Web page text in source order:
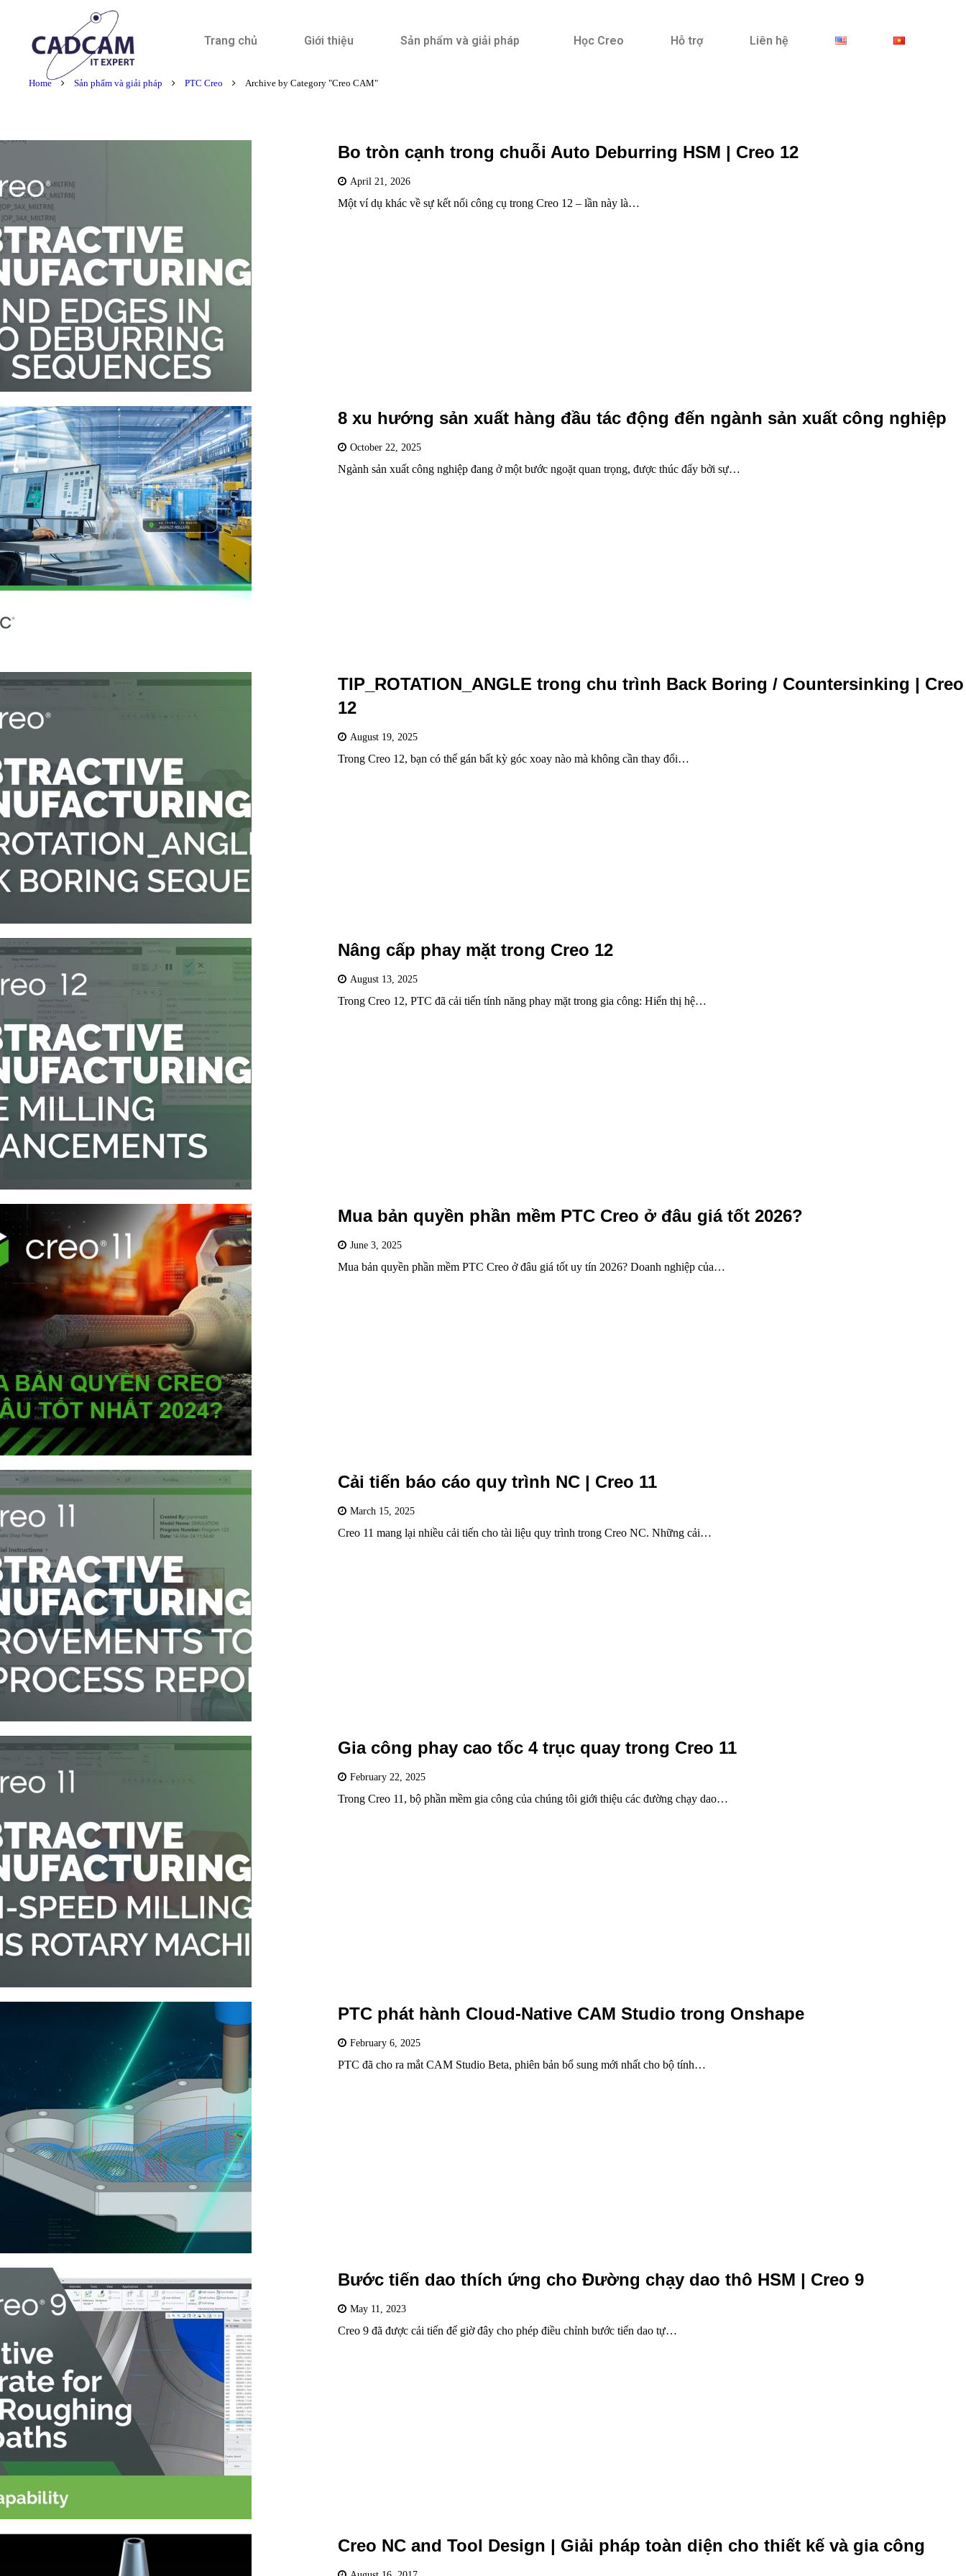
Trang chủ Giới thiệu Sản phẩm và giải pháp Học Creo Hỗ trợ Liên hệ
Home Sản phẩm và giải pháp PTC Creo Archive by Category "Creo CAM"
Bo tròn cạnh trong chuỗi Auto Deburring HSM | Creo 12
April 21, 2026
Một ví dụ khác về sự kết nối công cụ trong Creo 12 – lần này là…
8 xu hướng sản xuất hàng đầu tác động đến ngành sản xuất công nghiệp
October 22, 2025
Ngành sản xuất công nghiệp đang ở một bước ngoặt quan trọng, được thúc đẩy bởi sự…
TIP_ROTATION_ANGLE trong chu trình Back Boring / Countersinking | Creo
12
August 19, 2025
Trong Creo 12, bạn có thể gán bất kỳ góc xoay nào mà không cần thay đổi…
Nâng cấp phay mặt trong Creo 12
August 13, 2025
Trong Creo 12, PTC đã cải tiến tính năng phay mặt trong gia công: Hiển thị hệ…
Mua bản quyền phần mềm PTC Creo ở đâu giá tốt 2026?
June 3, 2025
Mua bản quyền phần mềm PTC Creo ở đâu giá tốt uy tín 2026? Doanh nghiệp của…
Cải tiến báo cáo quy trình NC | Creo 11
March 15, 2025
Creo 11 mang lại nhiều cải tiến cho tài liệu quy trình trong Creo NC. Những cải…
Gia công phay cao tốc 4 trục quay trong Creo 11
February 22, 2025
Trong Creo 11, bộ phần mềm gia công của chúng tôi giới thiệu các đường chạy dao…
PTC phát hành Cloud-Native CAM Studio trong Onshape
February 6, 2025
PTC đã cho ra mắt CAM Studio Beta, phiên bản bổ sung mới nhất cho bộ tính…
Bước tiến dao thích ứng cho Đường chạy dao thô HSM | Creo 9
May 11, 2023
Creo 9 đã được cải tiến để giờ đây cho phép điều chỉnh bước tiến dao tự…
Creo NC and Tool Design | Giải pháp toàn diện cho thiết kế và gia công